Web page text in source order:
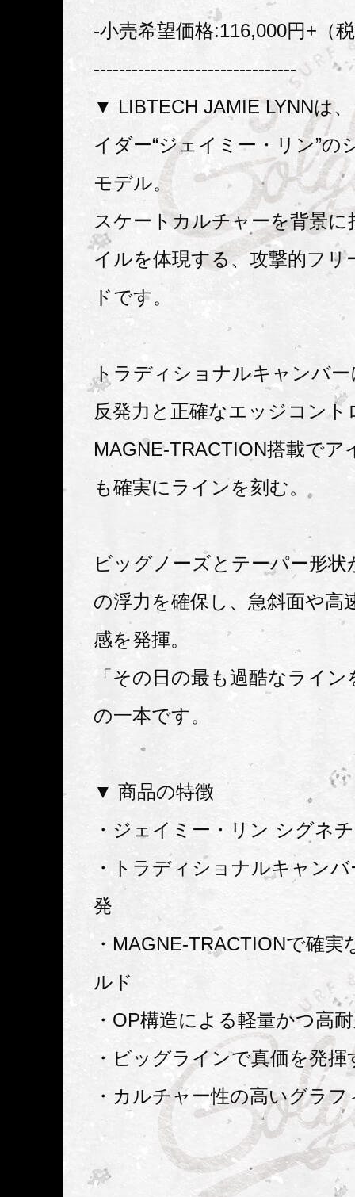
-小売希望価格:116,000円+（
--------------------------------
▼ LIBTECH JAMIE LYNNは
イダー“ジェイミー・リン”の
モデル。
スケートカルチャーを背景
イルを体現する、攻撃的フリ
ドです。
トラディショナルキャンバ
反発力と正確なエッジコント
MAGNE-TRACTION搭載でア
も確実にラインを刻む。
ビッグノーズとテーパー形
の浮力を確保し、急斜面や高
感を発揮。
「その日の最も過酷なライ
の一本です。
▼ 商品の特徴
・ジェイミー・リン シグネ
・トラディショナルキャン
発
・MAGNE-TRACTIONで確
ルド
・OP構造による軽量かつ高
・ビッグラインで真価を発揮
・カルチャー性の高いグラ